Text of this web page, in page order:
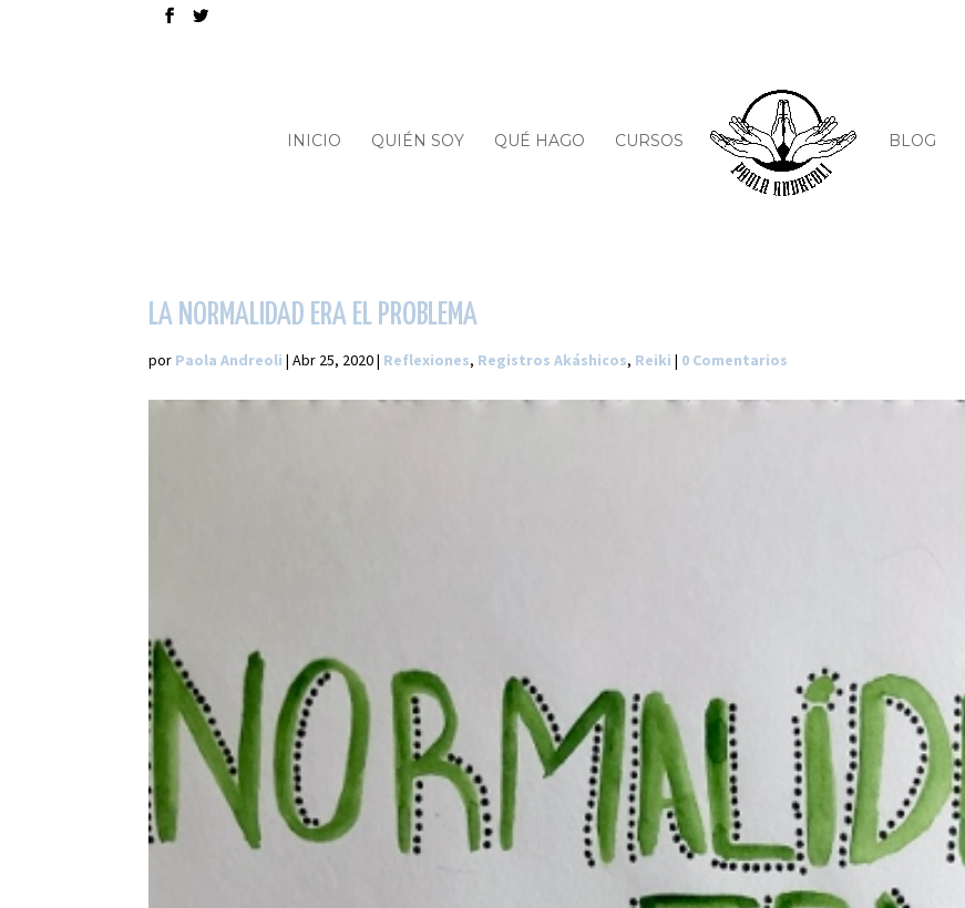
INICIO QUIÉN SOY QUÉ HAGO CURSOS BLOG
LA NORMALIDAD ERA EL PROBLEMA
por Paola Andreoli |Abr 25, 2020| Reflexiones, Registros Akáshicos, Reiki | 0 Comentarios